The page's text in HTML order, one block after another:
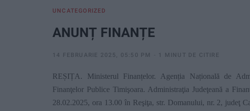
UNCATEGORIZED
ANUNȚ FINANȚE
14 FEBRUARIE 2025, 05:50 PM 1 MINUT DE CITIRE
REȘIȚA. Ministerul Finanțelor. Agenția Națională de
Finanţelor Publice Timişoara. Administraţia Judeţeană a
28.02.2025, ora 13.00 în Reşiţa, str. Domanului, nr. 2, judeţ